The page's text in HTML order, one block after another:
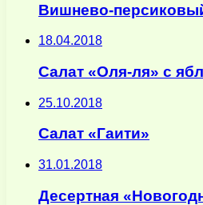
Вишнево-
18.04.2018
Салат «Оля-ля» с
25.10.2018
Салат «Гаити»
31.01.2018
Десертная